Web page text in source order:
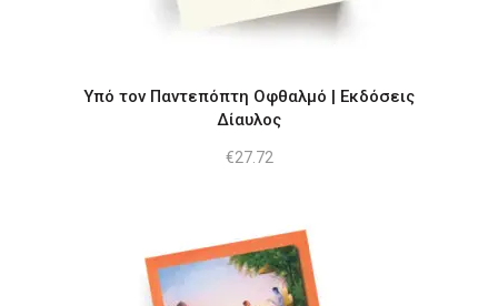
Υπό τον Παντεπόπτη Οφθαλμό | Εκδόσεις
Δίαυλος
€27.72